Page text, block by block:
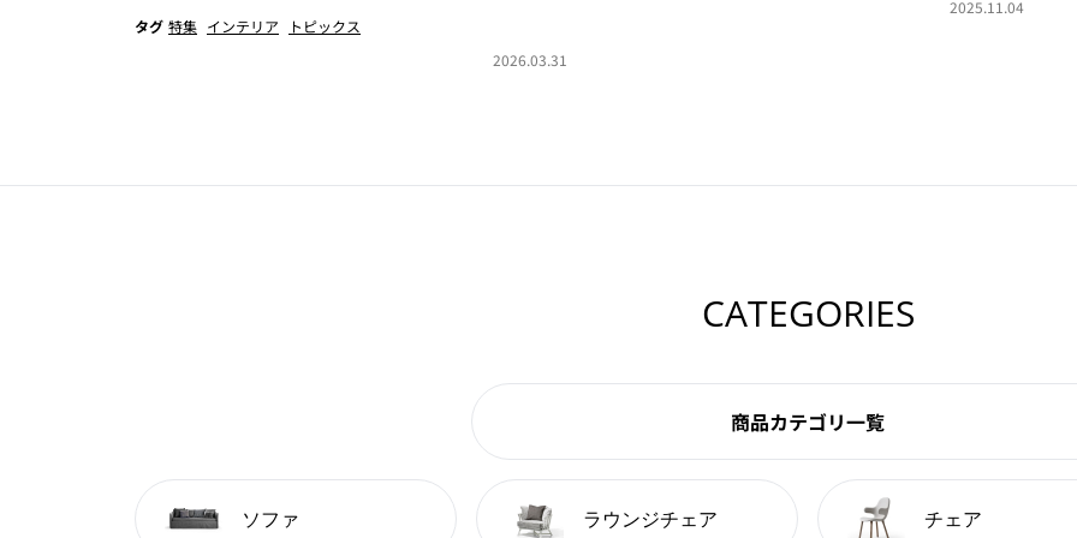
タグ 特集 インテリア
トピックス
2026.03.31
2025.11.04
CATEGORIES
商品カテゴリ一覧
ソファ ラウンジチェア チェア